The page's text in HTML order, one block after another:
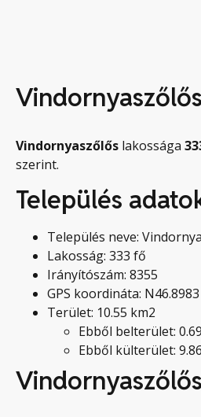
Vindornyaszőlős lakossága
szerint.
Település
Település neve:
Lakosság: 333 fő
Irányítószám: 8355
GPS koordináta: N46.8983
Terület: 10.55 km2
Ebből belterület:
Ebből külterület: